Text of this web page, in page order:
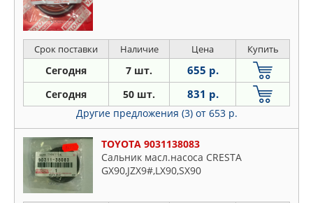
Срок поставки Наличие Цена Купить
Сегодня 7 шт. 655 р.
Сегодня 50 шт. 831 р.
Другие предложения (3) от 653 р.
TOYOTA 9031138083
Сальник масл.насоса CRESTA
GX90,JZX9#,LX90,SX90